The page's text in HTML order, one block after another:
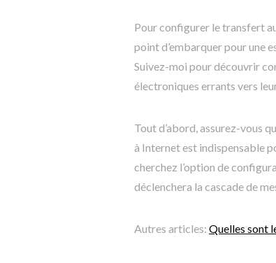
Pour configurer le transfert
point d’embarquer pour une
Suivez-moi pour découvrir
électroniques errants vers
Tout d’abord, assurez-vous
à Internet est indispensable
cherchez l’option de
déclenchera la cascade de
Autres articles: Quelles sont